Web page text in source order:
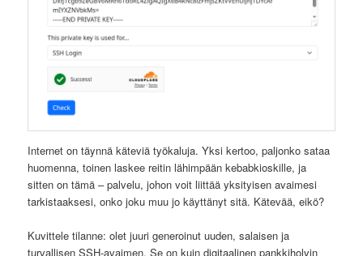
Internet on täynnä käteviä työkaluja. Yksi kertoo, paljonko sataa
huomenna, toinen laskee reitin lähimpään kebabkioskille, ja
sitten on tämä – palvelu, johon voit liittää yksityisen avaimesi
tarkistaaksesi, onko joku muu jo käyttänyt sitä. Kätevää, eikö?
Kuvittele tilanne: olet juuri generoinut uuden, salaisen ja
turvallisen SSH-avaimen. Se on kuin digitaalinen pankkiholvin